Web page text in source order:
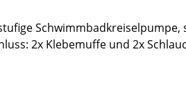
Schwimmbadkreiselpumpe,
2x Klebemuffe und 2x